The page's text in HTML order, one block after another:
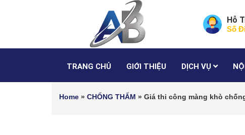
Hỗ
Số
TRANG CHỦ GIỚI THIỆU DỊCH VỤ
Home » CHỐNG THẤM » Giá thi công màng khò